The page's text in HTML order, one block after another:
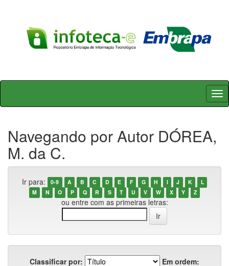
Skip
Navegando por Autor DÓREA,
M. da C.
Ir para: 0-9 A B C D E F G H I J K
L
M
N O P Q R S T U V W X Y Z
ou entre com as primeiras letras:
Classificar por:
Em ordem: